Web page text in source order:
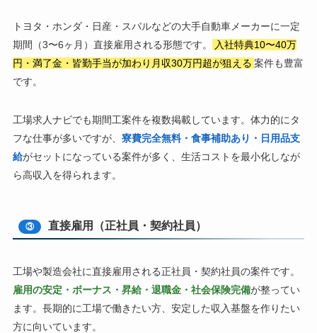
トヨタ・ホンダ・日産・スバルなどの大手自動車メーカーに一定
期間（3〜6ヶ月）直接雇用される形態です。
入社特典10〜40万
円・満了金・皆勤手当が加わり月収30万円超が狙える 案件も豊富
です。
工場求人ナビでも期間工案件を複数掲載しています。体力的にタ
フな仕事が多いですが、 寮費完全無料・食事補助あり・日用品支
給がセットになっている案件が多く、生活コストを最小化しなが
ら高収入を得られます。
③ 直接雇用（正社員・契約社員）
工場や製造会社に直接雇用される正社員・契約社員の案件です。
雇用の安定・ボーナス・昇給・退職金・社会保険完備が整ってい
ます。長期的に工場で働きたい方、安定した収入基盤を作りたい
方に向いています。